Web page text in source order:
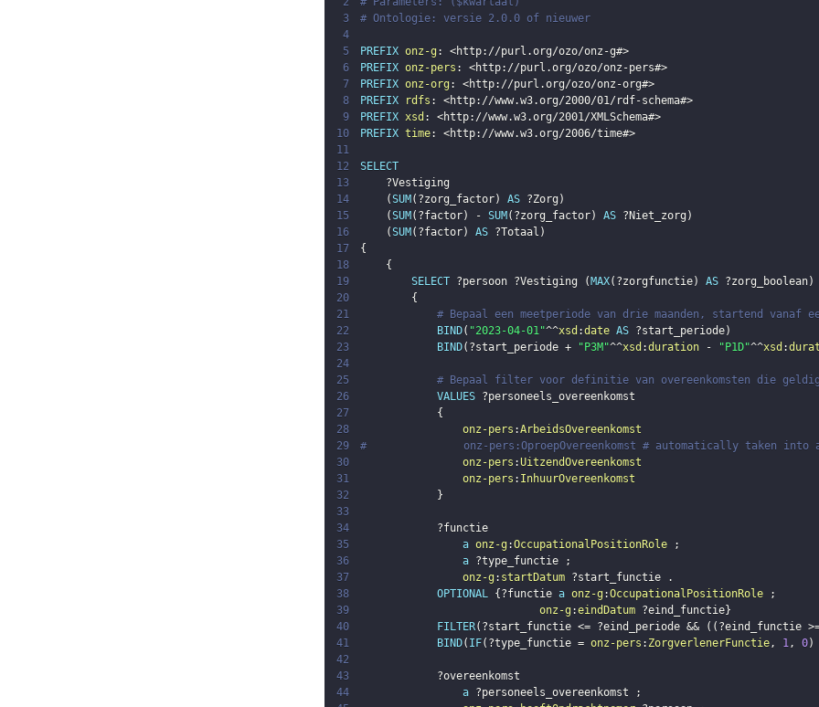
3
# Ontologie: versie 2.0.0 of nieuwer
4
5
PREFIX onz-g : <http://purl.org/ozo/onz-g#>
6
PREFIX onz-pers : <http://purl.org/ozo/onz-pers#>
7
PREFIX onz-org : <http://purl.org/ozo/onz-org#>
8
PREFIX rdfs : <http://www.w3.org/2000/01/rdf-schema#>
9
PREFIX xsd : <http://www.w3.org/2001/XMLSchema#>
10
PREFIX time: <http://www.w3.org/2006/time#>
11
12
SELECT
13
?Vestiging
14
(SUM ( ?zorg_factor) AS ?Zorg )
15
(SUM ( ?factor) - SUM ( ?zorg_factor) AS ?Niet_zorg )
16
(SUM ( ?factor) AS ?Totaal )
17
{
18
{
19
SELECT ?persoon ?Vestiging ( MAX( ?zorgfunctie) AS ?zorg_boolean)
20
{
21
# Bepaal een meetperiode van drie maanden, startend vanaf
22
BIND( "2023-04-01"^^xsd :date AS ?start_periode)
23
BIND( ?start_periode + "P3M"^^xsd :duration - "P1D"^^xsd :
24
25
# Bepaal filter voor definitie van overeenkomsten die
26
VALUES ?personeels_overeenkomst
27
{
28
onz-pers :ArbeidsOvereenkomst
29
#        		onz-pers:OproepOvereenkomst # automatically
30
onz-pers :UitzendOvereenkomst
31
onz-pers : InhuurOvereenkomst
32
}
33
34
?functie
35
a onz-g :OccupationalPositionRole
;
36
a ?type_functie
;
37
onz-g : startDatum ?start_functie
.
38
OPTIONAL { ?functie a onz-g :OccupationalPositionRole
;
39
onz-g :eindDatum ?eind_functie}
40
FILTER( ?start_functie <= ?eind_periode && ( ( ?eind_functie
41
BIND( IF( ?type_functie = onz-pers : ZorgverlenerFunctie, 1, 0)
42
43
?overeenkomst
44
a ?personeels_overeenkomst
;